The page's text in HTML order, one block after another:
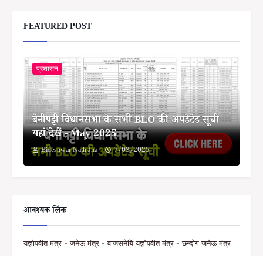
FEATURED POST
प्रशासन
बेनीपट्टी विधानसभा के सभी BLO की अपडेटेड सूची
यहां देखें - May 2025
Bideshwar Nath Jha 7/03/2025
आवश्यक लिंक
यज्ञोपवीत मंत्र - जनेऊ मंत्र - वाजसनेयि यज्ञोपवीत मंत्र - छन्दोग जनेऊ मंत्र